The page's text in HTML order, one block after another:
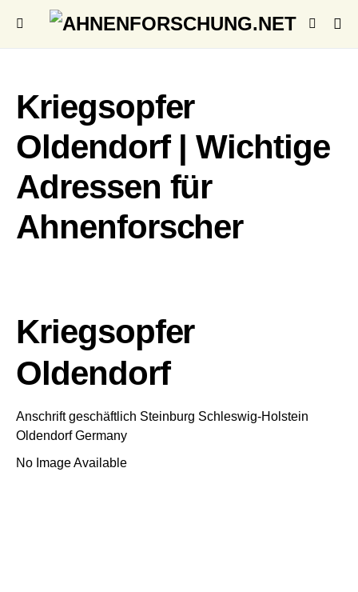
Kriegsopfer
Oldendorf | Wichtige
Adressen für
Ahnenforscher
Kriegsopfer
Oldendorf
Anschrift geschäftlich Steinburg Schleswig-Holstein
Oldendorf Germany
No Image Available